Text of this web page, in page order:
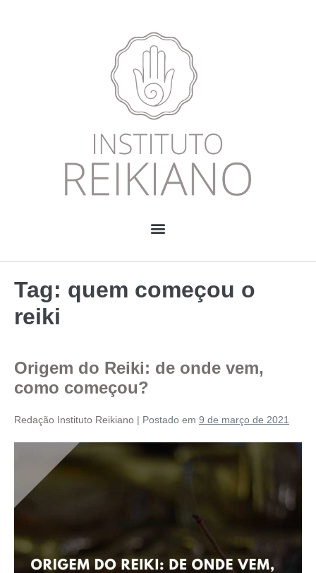
Tag: quem começou o
reiki
Origem do Reiki: de onde vem,
como começou?
Redação Instituto Reikiano | Postado em 9 de março de 2021